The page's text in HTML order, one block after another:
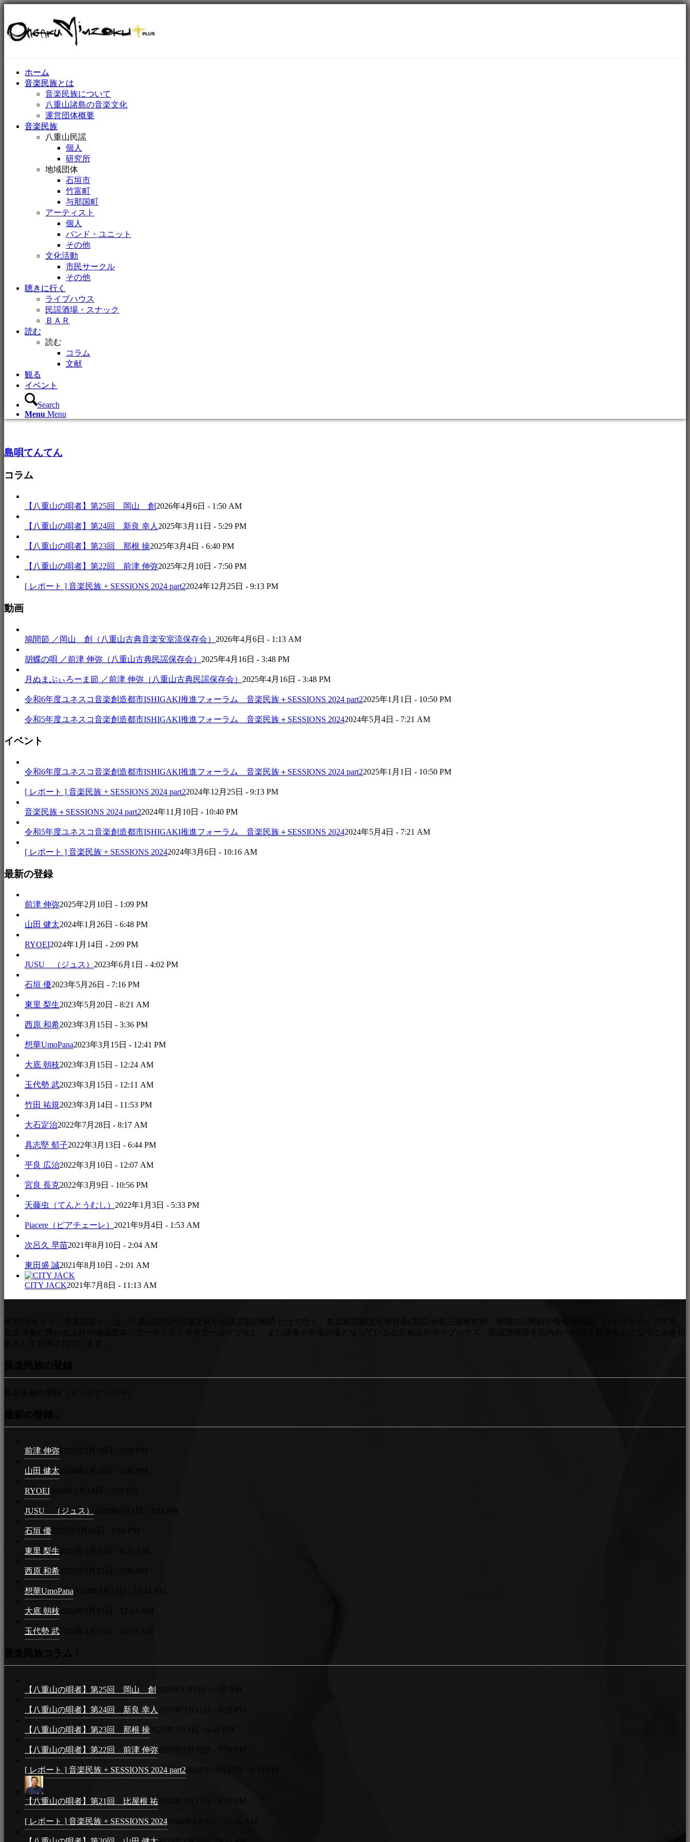
ホーム
音楽民族とは
音楽民族について
八重山諸島の音楽文化
運営団体概要
音楽民族
八重山民謡
個人
研究所
地域団体
石垣市
竹富町
与那国町
アーティスト
個人
バンド・ユニット
その他
文化活動
市民サークル
その他
聴きに行く
ライブハウス
民謡酒場・スナック
ＢＡＲ
読む
読む
コラム
文献
観る
イベント
Search
Menu Menu
島唄てんてん
コラム
【八重山の唄者】第25回 岡山 創 2026年4月6日 - 1:50 AM
【八重山の唄者】第24回 新良 幸人 2025年3月11日 - 5:29 PM
【八重山の唄者】第23回 那根 操2025年3月4日 - 6:40 PM
【八重山の唄者】第22回 前津 伸弥2025年2月10日 - 7:50 PM
[ レポート ] 音楽民族 + SESSIONS 2024 part22024年12月25日 - 9:13 PM
動画
鳩間節 ／岡山 創（八重山古典音楽安室流保存会） 2026年4月6日 - 1:13 AM
胡蝶の唄 ／前津 伸弥（八重山古典民謡保存会） 2025年4月16日 - 3:48 PM
月ぬまぷぃろーま節 ／前津 伸弥（八重山古典民謡保存会） 2025年4月16日 - 3:48 PM
令和6年度ユネスコ音楽創造都市ISHIGAKI推進フォーラム 音楽民族＋SESSIONS 2024 part22025年1月1日 - 10:50 PM
令和5年度ユネスコ音楽創造都市ISHIGAKI推進フォーラム 音楽民族＋SESSIONS 20242024年5月4日 - 7:21 AM
イベント
令和6年度ユネスコ音楽創造都市ISHIGAKI推進フォーラム 音楽民族＋SESSIONS 2024 part22025年1月1日 - 10:50 PM
[ レポート ] 音楽民族 + SESSIONS 2024 part22024年12月25日 - 9:13 PM
音楽民族＋SESSIONS 2024 part22024年11月10日 - 10:40 PM
令和5年度ユネスコ音楽創造都市ISHIGAKI推進フォーラム 音楽民族＋SESSIONS 20242024年5月4日 - 7:21 AM
[ レポート ] 音楽民族 + SESSIONS 20242024年3月6日 - 10:16 AM
最新の登録
前津 伸弥2025年2月10日 - 1:09 PM
山田 健太2024年1月26日 - 6:48 PM
RYOEI2024年1月14日 - 2:09 PM
JUSU （ジュス） 2023年6月1日 - 4:02 PM
石垣 優2023年5月26日 - 7:16 PM
東里 梨生2023年5月20日 - 8:21 AM
西原 和希2023年3月15日 - 3:36 PM
想華UmoPana2023年3月15日 - 12:41 PM
大底 朝枝2023年3月15日 - 12:24 AM
玉代勢 武2023年3月15日 - 12:11 AM
竹田 祐規2023年3月14日 - 11:53 PM
大石定治2022年7月28日 - 8:17 AM
具志堅 郁子2022年3月13日 - 6:44 PM
平良 広治2022年3月10日 - 12:07 AM
宮良 長克2022年3月9日 - 10:56 PM
天藤虫（てんとうむし） 2022年1月3日 - 5:33 PM
Piacere（ピアチェーレ） 2021年9月4日 - 1:53 AM
次呂久 早苗2021年8月10日 - 2:04 AM
東田盛 誠2021年8月10日 - 2:01 AM
CITY JACK2021年7月8日 - 11:13 AM
前津 伸弥
山田 健太
RYOEI
JUSU （ジュス）
石垣 優
東里 梨生
西原 和希
想華UmoPana
大底 朝枝
玉代勢 武
【八重山の唄者】第25回 岡山 創
【八重山の唄者】第24回 新良 幸人
【八重山の唄者】第23回 那根 操
【八重山の唄者】第22回 前津 伸弥
[ レポート ] 音楽民族 + SESSIONS 2024 part2
【八重山の唄者】第21回 比屋根 祐
[ レポート ] 音楽民族 + SESSIONS 2024